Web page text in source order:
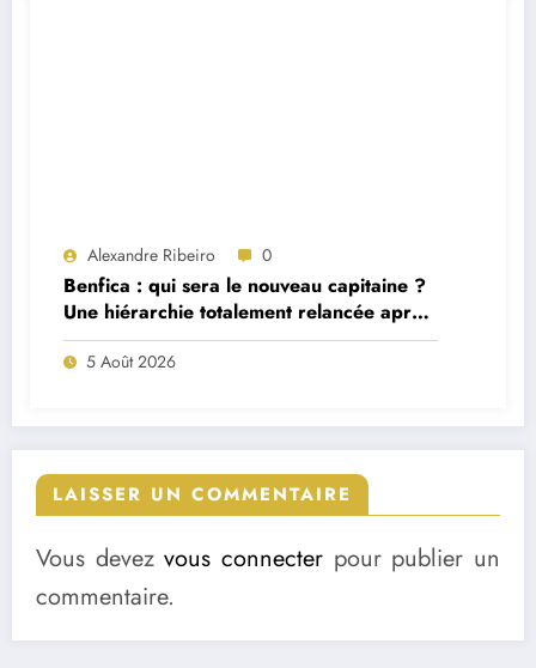
Alexandre Ribeiro 0
Benfica : qui sera le nouveau capitaine ?
Une hiérarchie totalement relancée après
deux départs majeurs
5 Août 2026
LAISSER UN COMMENTAIRE
Vous devezvous connecter pour publier un
commentaire.